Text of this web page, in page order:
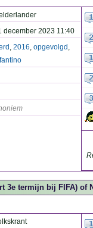
december 2023 11:40
, 2016, opgevolgd ,
3e termijn bij FIFA) of